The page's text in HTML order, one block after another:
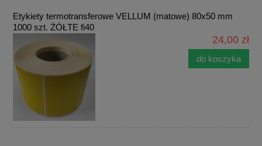
Etykiety termotransferowe VELLUM (matowe) 80x50 mm
1000 szt. ŻÓŁTE fi40
24,00 zł
do koszyka